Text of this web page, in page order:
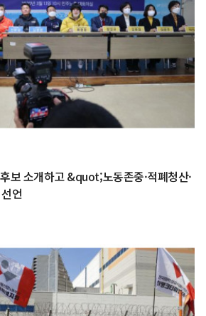
보 소개하고 &quot;노동존중·적폐청산·
언